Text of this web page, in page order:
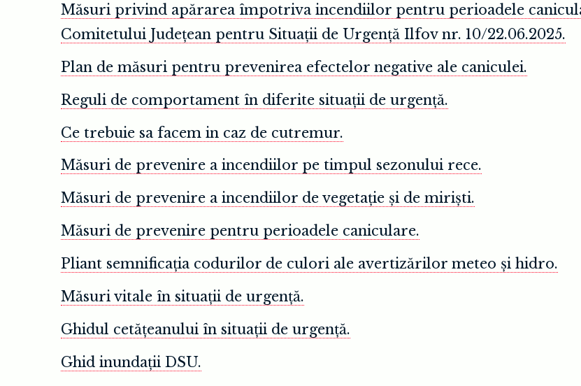
Măsuri privind apărarea împotriva incendiilor pentru perioadele
Comitetului Județean pentru Situații de Urgență Ilfov nr. 10/22.06.2025.
Plan de măsuri pentru prevenirea efectelor negative ale caniculei.
Reguli de comportament în diferite situații de urgență.
Ce trebuie sa facem in caz de cutremur.
Măsuri de prevenire a incendiilor pe timpul sezonului rece.
Măsuri de prevenire a incendiilor de vegetație și de miriști.
Măsuri de prevenire pentru perioadele caniculare.
Pliant semnificația codurilor de culori ale avertizărilor meteo și hidro.
Măsuri vitale în situații de urgență.
Ghidul cetățeanului în situații de urgență.
Ghid inundații DSU.